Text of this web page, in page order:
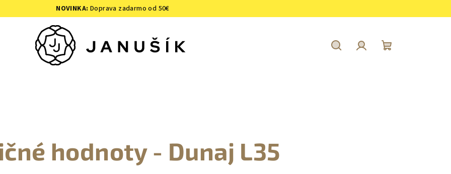
NOVINKA: Doprava zadarmo od 50€
hodnoty - Dunaj L35